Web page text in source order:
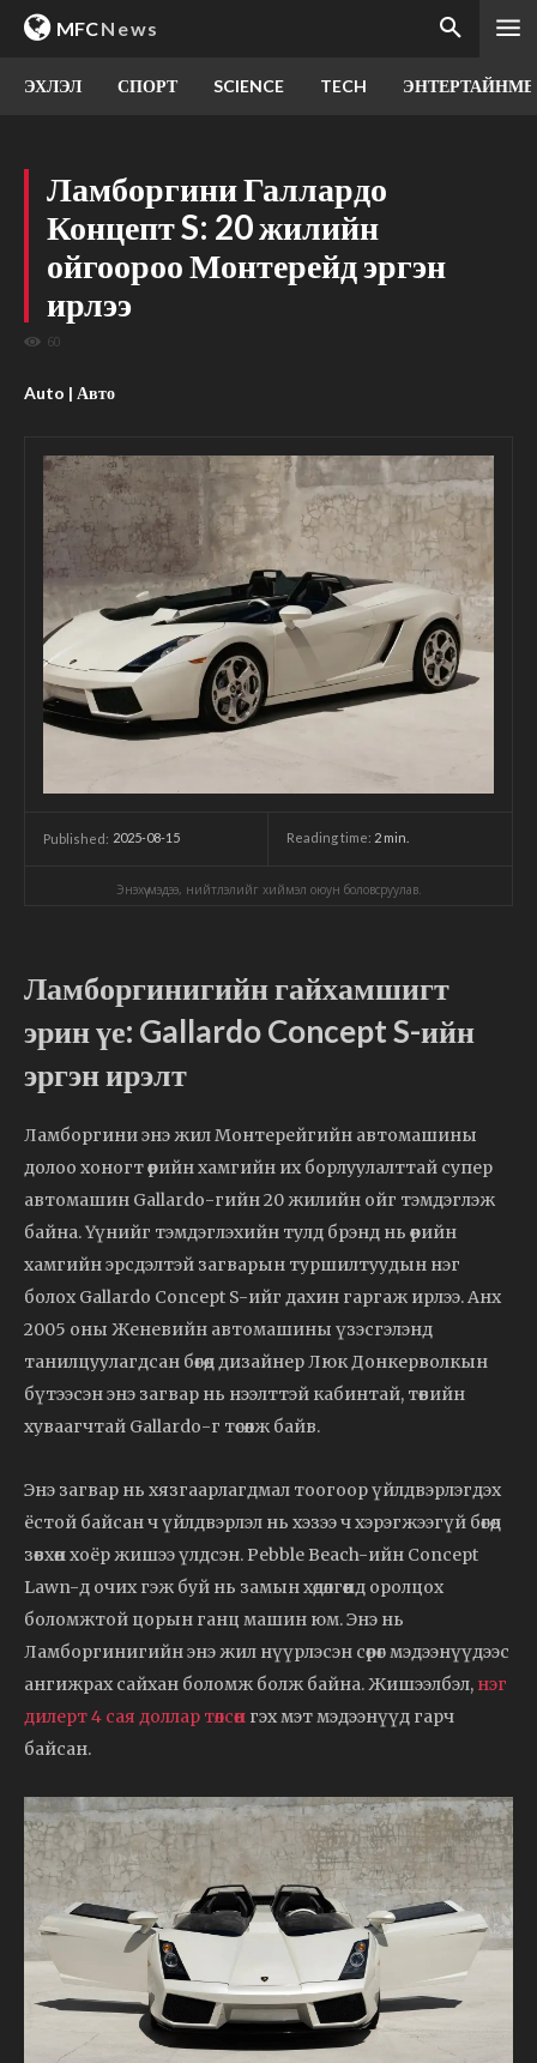
MFCNews
ЭХЛЭЛ СПОРТ SCIENCE TECH
Ламборгини Галлардо
Концепт S: 20 жилийн
ойгоороо Монтерейд эргэн
ирлээ
60
Auto | Авто
Published: 2025-08-15 Reading time: 2 min.
Энэхүү мэдээ, нийтлэлийг хиймэл оюун боловсруулав.
Ламборгинигийн гайхамшигт
эрин үе: Gallardo Concept S-ийн
эргэн ирэлт
Ламборгини энэ жил Монтерейгийн автомашины
долоо хоногт өөрийн хамгийн их борлуулалттай супер
автомашин Gallardo-гийн 20 жилийн ойг тэмдэглэж
байна. Үүнийг тэмдэглэхийн тулд брэнд нь өөрийн
хамгийн эрсдэлтэй загварын туршилтуудын нэг
болох Gallardo Concept S-ийг дахин гаргаж ирлээ. Анх
2005 оны Женевийн автомашины үзэсгэлэнд
танилцуулагдсан бөгөөд дизайнер Люк Донкерволкын
бүтээсэн энэ загвар нь нээлттэй кабинтай, төвийн
хуваагчтай Gallardo-г төсөөлж байв.
Энэ загвар нь хязгаарлагдмал тоогоор үйлдвэрлэгдэх
ёстой байсан ч үйлдвэрлэл нь хэзээ ч хэрэгжээгүй бөгөөд
зөвхөн хоёр жишээ үлдсэн. Pebble Beach-ийн Concept
Lawn-д очих гэж буй нь замын хөдөлгөөнд оролцох
боломжтой цорын ганц машин юм. Энэ нь
Ламборгинигийн энэ жил нүүрлэсэн сөрөг мэдээнүүдээс
ангижрах сайхан боломж болж байна. Жишээлбэл, нэг
дилерт 4 сая доллар төлсөн гэх мэт мэдээнүүд гарч
байсан.